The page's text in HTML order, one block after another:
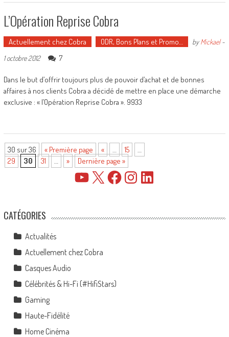
L’Opération Reprise Cobra
Actuellement chez Cobra ODR, Bons Plans et Promo… byMickael-
1 octobre 2012
7
Dans le but d’offrir toujours plus de pouvoir d’achat et de bonnes
affaires à nos clients Cobra a décidé de mettre en place une démarche
exclusive : « l’Opération Reprise Cobra ». 9933
30 sur 36 « Première page « 15
29
30 31 » Dernière page »
YouTube FacebookInstagramLinkedIn
CATÉGORIES
Actualités
Actuellement chez Cobra
Casques Audio
Célébrités & Hi-Fi (#HifiStars)
Gaming
Haute-Fidélité
Home Cinéma